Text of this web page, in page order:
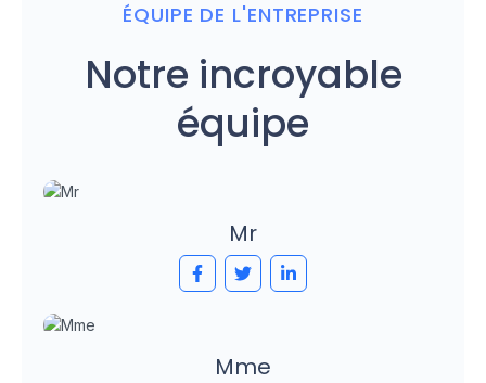
ÉQUIPE DE L'ENTREPRISE
Notre incroyable
équipe
Mr
Mme